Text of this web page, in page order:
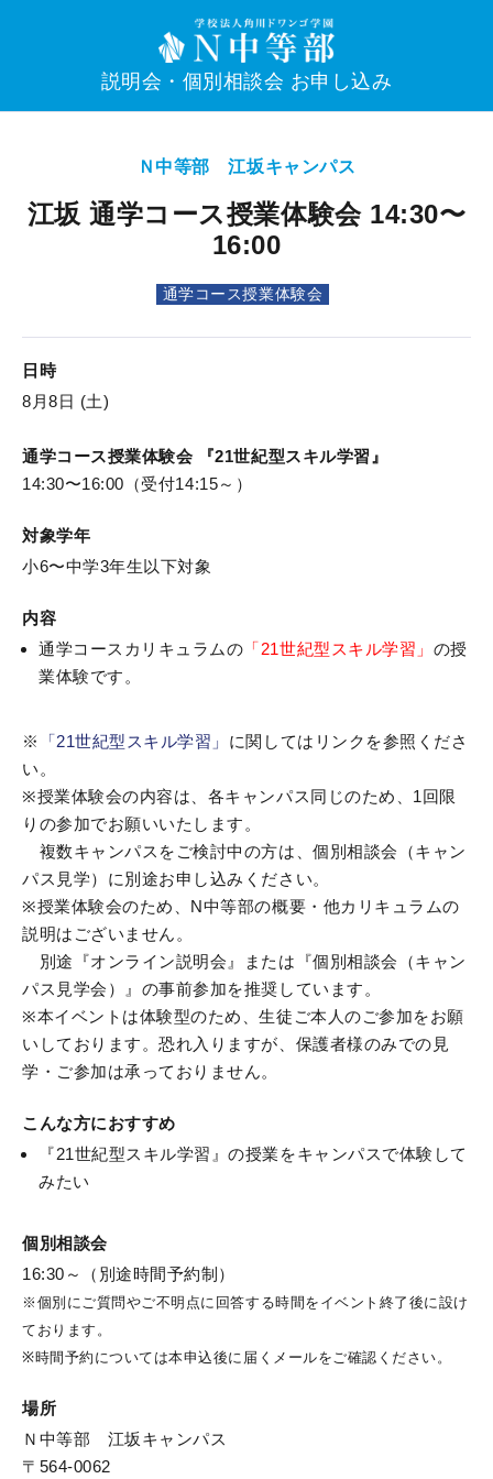
説明会・個別相談会 お申し込み
Ｎ中等部 江坂キャンパス
江坂 通学コース授業体験会 14:30〜
16:00
通学コース授業体験会
日時
8月8日 (土)
通学コース授業体験会 『21世紀型スキル学習』
14:30〜16:00（受付14:15～）
対象学年
小6〜中学3年生以下対象
内容
通学コースカリキュラムの 「21世紀型スキル学習」 の授
業体験です。
※ 「21世紀型スキル学習」 に関してはリンクを参照くださ
い。
※授業体験会の内容は、各キャンパス同じのため、1回限
りの参加でお願いいたします。
複数キャンパスをご検討中の方は、個別相談会（キャン
パス見学）に別途お申し込みください。
※授業体験会のため、N中等部の概要・他カリキュラムの
説明はございません。
別途『オンライン説明会』または『個別相談会（キャン
パス見学会）』の事前参加を推奨しています。
※本イベントは体験型のため、生徒ご本人のご参加をお願
いしております。恐れ入りますが、保護者様のみでの見
学・ご参加は承っておりません。
こんな方におすすめ
『21世紀型スキル学習』の授業をキャンパスで体験して
みたい
個別相談会
16:30～（別途時間予約制）
※個別にご質問やご不明点に回答する時間をイベント終了後に設け
ております。
※時間予約については本申込後に届くメールをご確認ください。
場所
Ｎ中等部 江坂キャンパス
〒564-0062